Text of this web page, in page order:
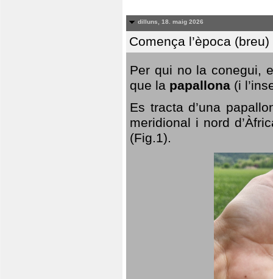
dilluns, 18. maig 2026
Comença l’època
Per qui no la conegui,
que la papallona (i
Es tracta d’una
meridional i nord
(Fig.1).